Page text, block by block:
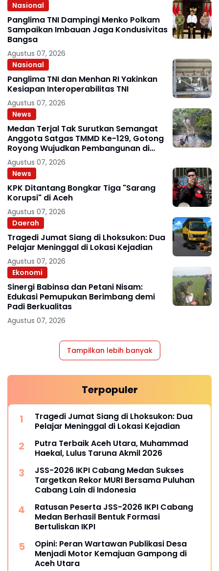
Nasional
Panglima TNI Dampingi Menko Polkam
Sampaikan Imbauan Jaga Kondusivitas
Bangsa
Agustus 07, 2026
Nasional
Panglima TNI dan Menhan RI Yakinkan
Kesiapan Interoperabilitas TNI
Agustus 07, 2026
News
Medan Terjal Tak Surutkan Semangat
Anggota Satgas TMMD Ke-129, Gotong
Royong Wujudkan Pembangunan di
Kampung Sesor
Agustus 07, 2026
News
KPK Ditantang Bongkar Tiga "Sarang
Korupsi" di Aceh
Agustus 07, 2026
Daerah
Tragedi Jumat Siang di Lhoksukon: Dua
Pelajar Meninggal di Lokasi Kejadian
Agustus 07, 2026
Ekonomi
Sinergi Babinsa dan Petani Nisam:
Edukasi Pemupukan Berimbang demi
Padi Berkualitas
Agustus 07, 2026
Tampilkan lebih banyak
Terpopuler
Tragedi Jumat Siang di Lhoksukon: Dua
Pelajar Meninggal di Lokasi Kejadian
Putra Terbaik Aceh Utara, Muhammad
Haekal, Lulus Taruna Akmil 2026
JSS-2026 IKPI Cabang Medan Sukses
Targetkan Rekor MURI Bersama Puluhan
Cabang Lain di Indonesia
Ratusan Peserta JSS-2026 IKPI Cabang
Medan Berhasil Bentuk Formasi
Bertuliskan IKPI
Opini: Peran Wartawan Publikasi Desa
Menjadi Motor Kemajuan Gampong di
Aceh Utara